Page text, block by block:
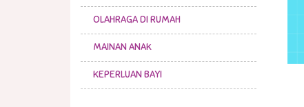
OLAHRAGA DI RUMAH
MAINAN ANAK
KEPERLUAN BAYI